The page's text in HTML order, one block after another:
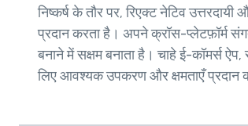
निष्कर्ष के तौर पर, रिएक्ट नेटिव
प्रदान करता है। अपने क्रॉस-प्लेटफ़ॉर्म
बनाने में सक्षम बनाता है। चाहे ई-कॉमर्स
लिए आवश्यक उपकरण और क्षमताएँ प्रदान